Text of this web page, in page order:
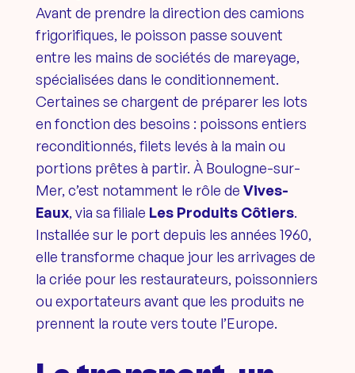
Avant de prendre la direction des camions
frigorifiques, le poisson passe souvent
entre les mains de sociétés de mareyage,
spécialisées dans le conditionnement.
Certaines se chargent de préparer les lots
en fonction des besoins : poissons entiers
reconditionnés, filets levés à la main ou
portions prêtes à partir. À Boulogne-sur-
Mer, c’est notamment le rôle de Vives-
Eaux, via sa filiale Les Produits Côtiers.
Installée sur le port depuis les années 1960,
elle transforme chaque jour les arrivages de
la criée pour les restaurateurs, poissonniers
ou exportateurs avant que les produits ne
prennent la route vers toute l’Europe.